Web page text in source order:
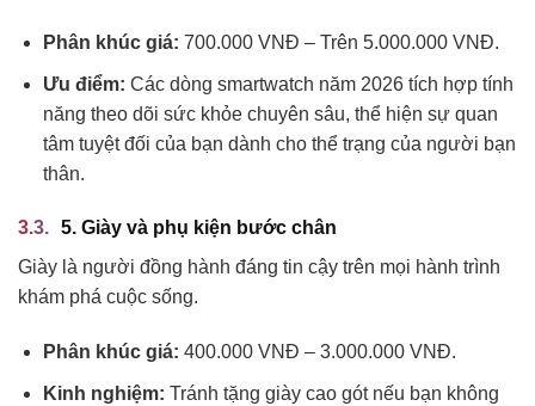
Phân khúc giá: 700.000 VNĐ – Trên 5.000.000 VNĐ.
Ưu điểm: Các dòng smartwatch năm 2026 tích hợp tính
năng theo dõi sức khỏe chuyên sâu, thể hiện sự quan
tâm tuyệt đối của bạn dành cho thể trạng của người bạn
thân.
5. Giày và phụ kiện bước chân
Giày là người đồng hành đáng tin cậy trên mọi hành trình
khám phá cuộc sống.
Phân khúc giá: 400.000 VNĐ – 3.000.000 VNĐ.
Kinh nghiệm: Tránh tặng giày cao gót nếu bạn không